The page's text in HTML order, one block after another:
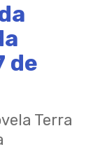
de
Terra